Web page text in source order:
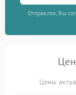
Отправляя, Вы
Цены